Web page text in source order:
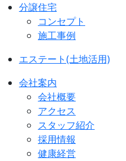
分譲住宅
コンセプト
施工事例
エステート(土地活用)
会社案内
会社概要
アクセス
スタッフ紹介
採用情報
健康経営